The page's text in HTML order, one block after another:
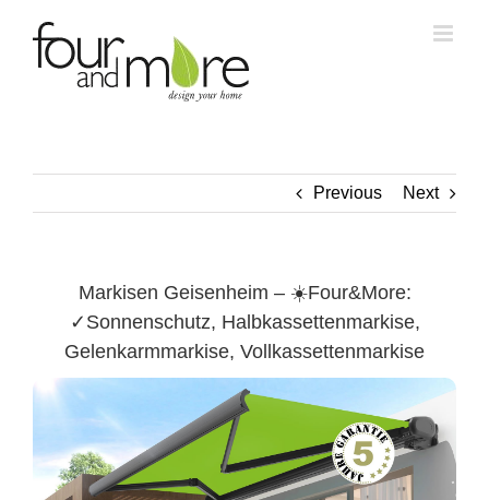
content
Previous Next
Markisen Geisenheim – ☀️Four&More:
✓Sonnenschutz, Halbkassettenmarkise,
Gelenkarmmarkise, Vollkassettenmarkise